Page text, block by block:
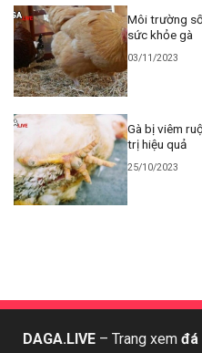
Môi trường
sức khỏe gà
03/11/2023
Gà bị viêm
trị hiệu quả
25/10/2023
DAGA.LIVE – Trang xem đá